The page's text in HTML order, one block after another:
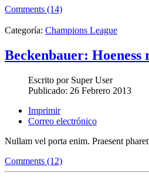
Comments (14)
Categoría: Champions League
Beckenbauer:
Escrito por Super User
Publicado: 26 Febrero 2013
Imprimir
Correo electrónico
Nullam vel porta enim. Praesent
Comments (12)